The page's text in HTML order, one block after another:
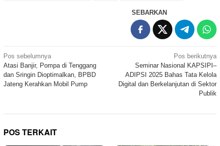
SEBARKAN
Navigasi
pos
Pos sebelumnya
Atasi Banjir, Pompa di Tenggang
dan Sringin Dioptimalkan, BPBD
Jateng Kerahkan Mobil Pump
Pos berikutnya
Seminar Nasional KAPSIPI–
ADIPSI 2025 Bahas Tata Kelola
Digital dan Berkelanjutan di Sektor
Publik
POS TERKAIT